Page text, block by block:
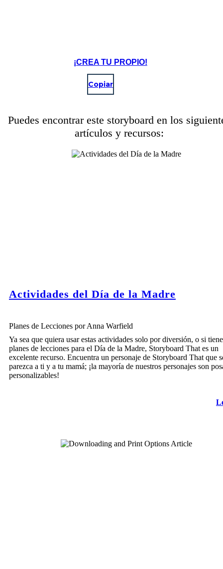
¡CREA TU PROPIO!
Copiar
Puedes encontrar este storyboard en los
artículos y recursos:
Actividades del Día de la Madre
Planes de Lecciones por Anna Warfield
Ya sea que quiera usar estas actividades solo por diversión, o si tiene
planes de lecciones para el Día de la Madre, Storyboard That es un
excelente recurso. Encuentra un personaje de Storyboard That que
parezca a ti y a tu mamá; ¡la mayoría de nuestros personajes son
personalizables!